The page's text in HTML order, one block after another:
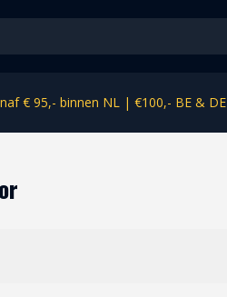
€ 95,- binnen NL | €100,- BE & DE